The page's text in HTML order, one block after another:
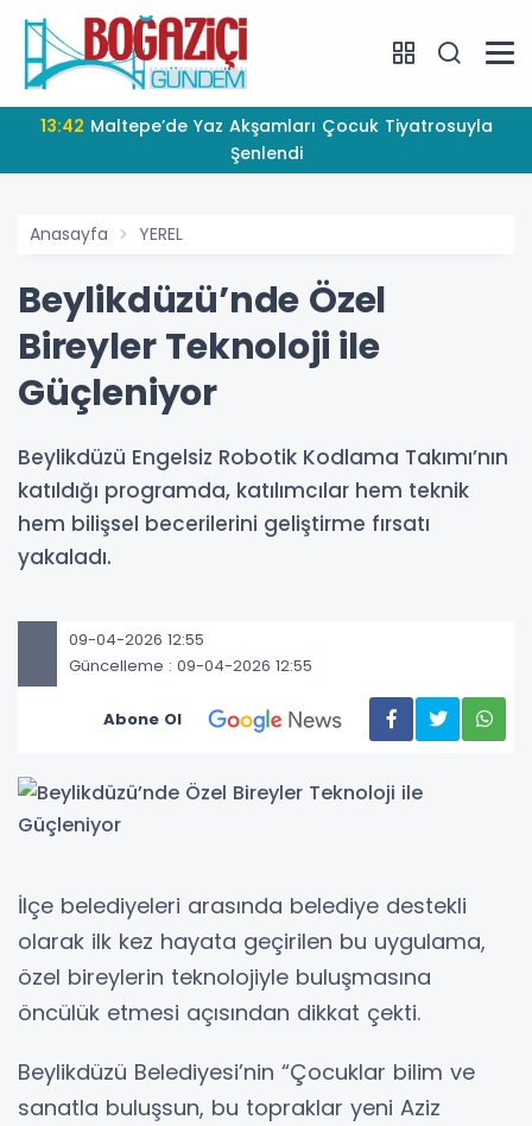
13:42
Şenlendi
Anasayfa YEREL
Beylikdüzü’nde Özel
Bireyler Teknoloji ile
Güçleniyor
Beylikdüzü Engelsiz Robotik Kodlama Takımı’nın
katıldığı programda, katılımcılar hem teknik
hem bilişsel becerilerini geliştirme fırsatı
yakaladı.
09-04-2026 12:55
Güncelleme : 09-04-2026 12:55
Abone Ol
İlçe belediyeleri arasında belediye destekli
olarak ilk kez hayata geçirilen bu uygulama,
özel bireylerin teknolojiyle buluşmasına
öncülük etmesi açısından dikkat çekti.
Beylikdüzü Belediyesi’nin “Çocuklar bilim ve
sanatla buluşsun, bu topraklar yeni Aziz